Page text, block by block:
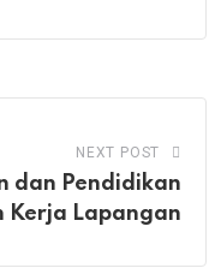
NEXT POST
dan Pendidikan
Kerja Lapangan